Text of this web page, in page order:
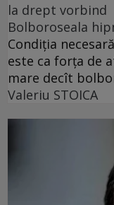
la drept vorbind
Bolboroseala
Condiția
este ca forța de
mare decît
Valeriu STOICA